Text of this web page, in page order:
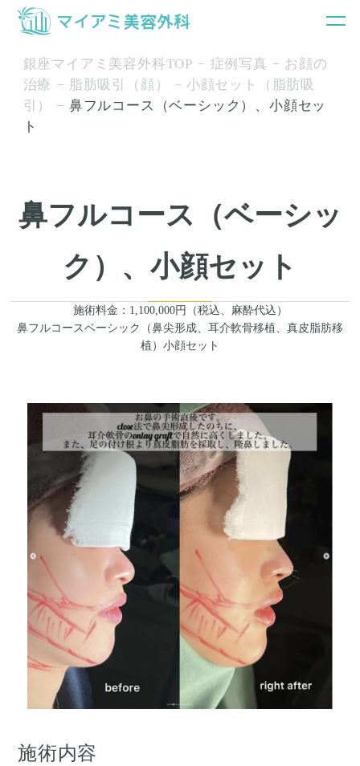
銀座マイアミ美容外科TOP 症例写真
お顔の
治療
脂肪吸引（顔）
小顔セット（脂肪吸
引）
鼻フルコース（ベーシック）、小顔セッ
ト
鼻フルコース（ベーシッ
ク）、小顔セット
施術料金：1,100,000円（税込、麻酔代込）
鼻フルコースベーシック（鼻尖形成、耳介軟骨移植、真皮脂肪移
植）小顔セット
施術内容